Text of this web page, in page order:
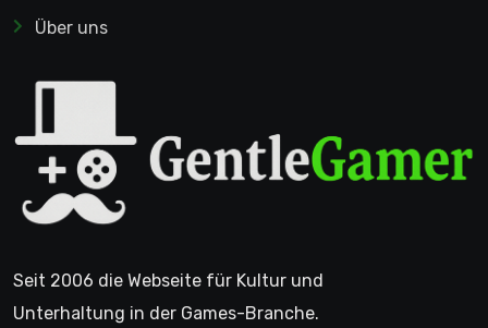
Über uns
Seit 2006 die Webseite für Kultur und
Unterhaltung in der Games-Branche.